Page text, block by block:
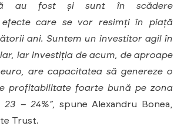
au fost și sunt în scădere
efecte care se vor resimți în piață
ani. Suntem un investitor agil în
iar investiția de acum, de aproape
are capacitatea să genereze o
profitabilitate foarte bună pe zona
– 24%”, spune Alexandru Bonea,
Trust.